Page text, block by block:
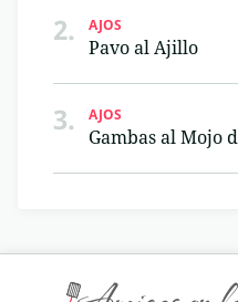
2. AJOS
Pavo al Ajillo
3. AJOS
Gambas al Mojo